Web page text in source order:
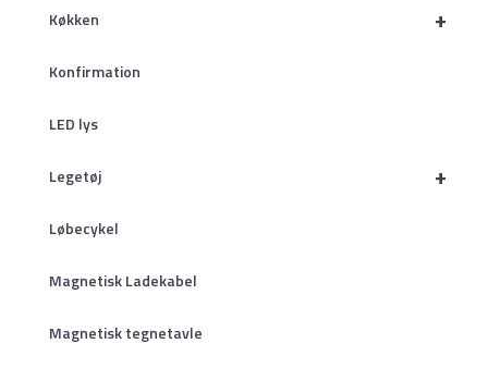
+
Køkken
Konfirmation
LED lys
+
Legetøj
Løbecykel
Magnetisk Ladekabel
Magnetisk tegnetavle